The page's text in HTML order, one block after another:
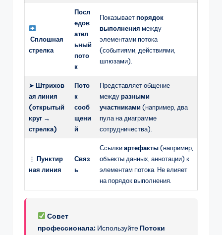
Сплошная
стрелка
Посл
едов
ател
ьный
пото
к
Показываетпорядок
выполнения между
элементами потока
(событиями, действиями,
шлюзами).
➤ Штрихов
ая линия
(открытый
круг →
стрелка)
Пото
к
сооб
щени
й
Представляет общение
междуразными
участниками (например, два
пула на диаграмме
сотрудничества).
⋮ Пунктир
ная линия
Связ
ь
Ссылкиартефакты(например,
объекты данных, аннотации) к
элементам потока. Не влияет
на порядок выполнения.
Совет
профессионала: Используйте Потоки